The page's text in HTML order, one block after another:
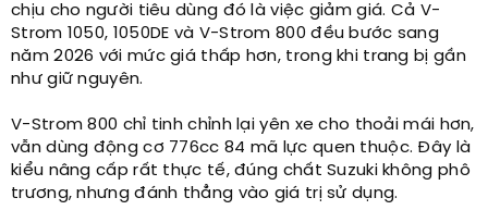
chịu cho người tiêu dùng đó là việc giảm giá. Cả V-
Strom 1050, 1050DE và V-Strom 800 đều bước sang
năm 2026 với mức giá thấp hơn, trong khi trang bị gần
như giữ nguyên.
V-Strom 800 chỉ tinh chỉnh lại yên xe cho thoải mái hơn,
vẫn dùng động cơ 776cc 84 mã lực quen thuộc. Đây là
kiểu nâng cấp rất thực tế, đúng chất Suzuki không phô
trương, nhưng đánh thẳng vào giá trị sử dụng.